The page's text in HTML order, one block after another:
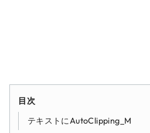
目次
テキストにAutoClipping_M